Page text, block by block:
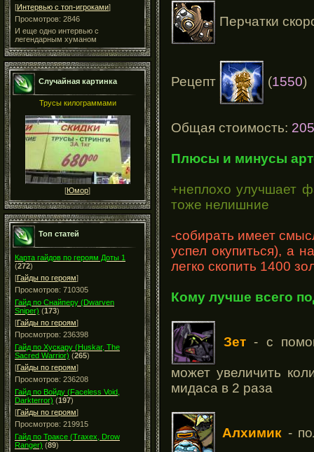
[Интервью с топ-игроками]
Просмотров: 2846
И еще одно интервью с
легендарным хуманом
Случайная картинка
Трусы килограммами
[Юмор]
Топ статей
Карта гайдов по героям Доты 1
(272)
[Гайды по героям]
Просмотров: 710305
Гайд по Снайперу (Dwarven
Sniper) (173)
[Гайды по героям]
Просмотров: 236398
Гайд по Хускару (Huskar, The
Sacred Warrior) (265)
[Гайды по героям]
Просмотров: 236208
Гайд по Войду (Faceless Void,
Darkterror) (197)
[Гайды по героям]
Просмотров: 219915
Гайд по Траксе (Traxex, Drow
Ranger) (89)
Перчатки
Рецепт (1550)
Общая стоимость:
Плюсы и минусы
+неплохо улучшает
тоже нелишние
-собирать имеет
успел окупиться), а
легко скопить 1400
Кому лучше всего
Зет - с
может увеличить
мидаса в 2 раза
Алхимик-